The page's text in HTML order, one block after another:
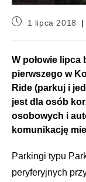
1 lipca 2018
W połowie lipca
pierwszego w
Ride (parkuj i
jest dla osób
osobowych i
komunikację
Parkingi typu
peryferyjnych